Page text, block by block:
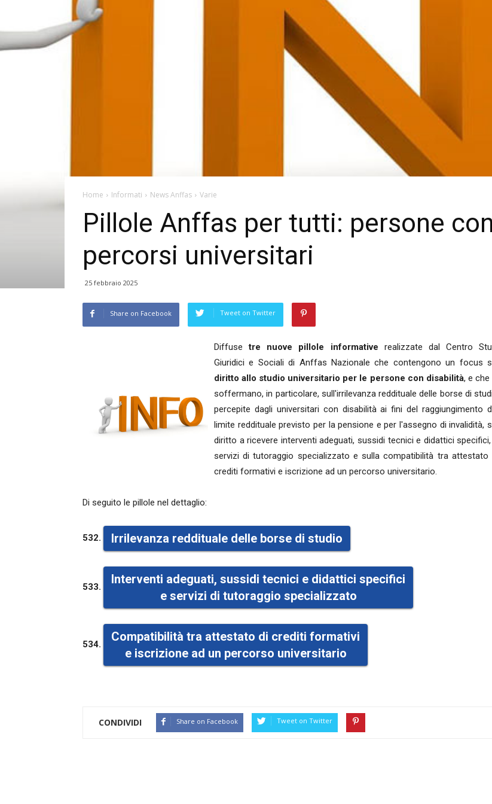
Home Informati News Anffas Varie
Pillole Anffas per tutti: persone
percorsi universitari
25 febbraio 2025
Share on Facebook Tweet on Twitter
Diffusetre nuove pillole informative realizzate dal Centro
Giuridici e Sociali di Anffas Nazionale che contengono un focus
diritto allo studio universitario per le persone con disabilità, e che
soffermano, in particolare, sull'irrilevanza reddituale delle borse di
percepite dagli universitari con disabilità ai fini del raggiungimento
limite reddituale previsto per la pensione e per l'assegno di invalidità,
diritto a ricevere interventi adeguati, sussidi tecnici e didattici
servizi di tutoraggio specializzato e sulla compatibilità tra attestato
crediti formativi e iscrizione ad un percorso universitario.
Di seguito le pillole nel dettaglio:
532. Irrilevanza reddituale delle borse di studio
533.
Interventi adeguati, sussidi tecnici e didattici specifici
e servizi di tutoraggio specializzato
534.
Compatibilità tra attestato di crediti formativi
e iscrizione ad un percorso universitario
CONDIVIDI Share on Facebook Tweet on Twitter